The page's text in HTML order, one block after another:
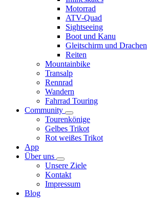
Motorrad
ATV-Quad
Sightseeing
Boot und Kanu
Gleitschirm und Drachen
Reiten
Mountainbike
Transalp
Rennrad
Wandern
Fahrrad Touring
Community
Tourenkönige
Gelbes Trikot
Rot weißes Trikot
App
Über uns
Unsere Ziele
Kontakt
Impressum
Blog